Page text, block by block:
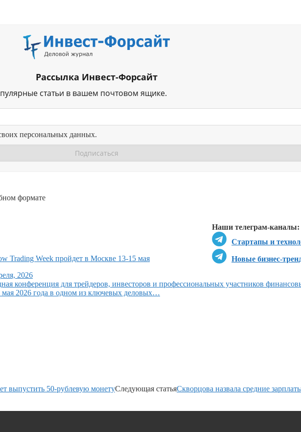
Рассылка Инвест-Форсайт
статьи в вашем почтовом ящике.
персональных данных.
формате
Наши телеграм-каналы:
Стартапы и
Новые бизнес-
Trading Week пройдет в Москве 13-15 мая
2026
конференция для трейдеров, инвесторов и профессиональных участников
2026 года в одном из ключевых деловых…
выпустить 50-рублевую монетуСледующая статьяСкворцова назвала средние